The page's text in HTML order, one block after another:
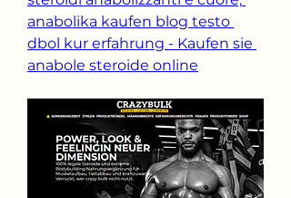
anabolika kaufen blog testo
dbol kur erfahrung - Kaufen sie
anabole steroide online